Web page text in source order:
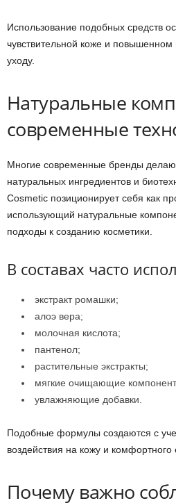
Использование подобных средств
чувствительной коже и
уходу.
Натуральные
современные
Многие современные бренды
натуральных ингредиентов и
Cosmetic позиционирует себя как
использующий натуральные
подходы к созданию косметики.
В составах часто
экстракт ромашки;
алоэ вера;
молочная кислота;
пантенол;
растительные экстракты;
мягкие очищающие
увлажняющие добавки.
Подобные формулы создаются с
воздействия на кожу и
Почему важно